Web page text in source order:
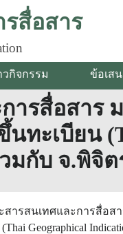
สื่อสาร
วกิจกรรม ข้อเส
รสื่อสาร
ทะเบียน
มกับ จ.พิจิต
รสนเทศและการสื่อ
Geographical